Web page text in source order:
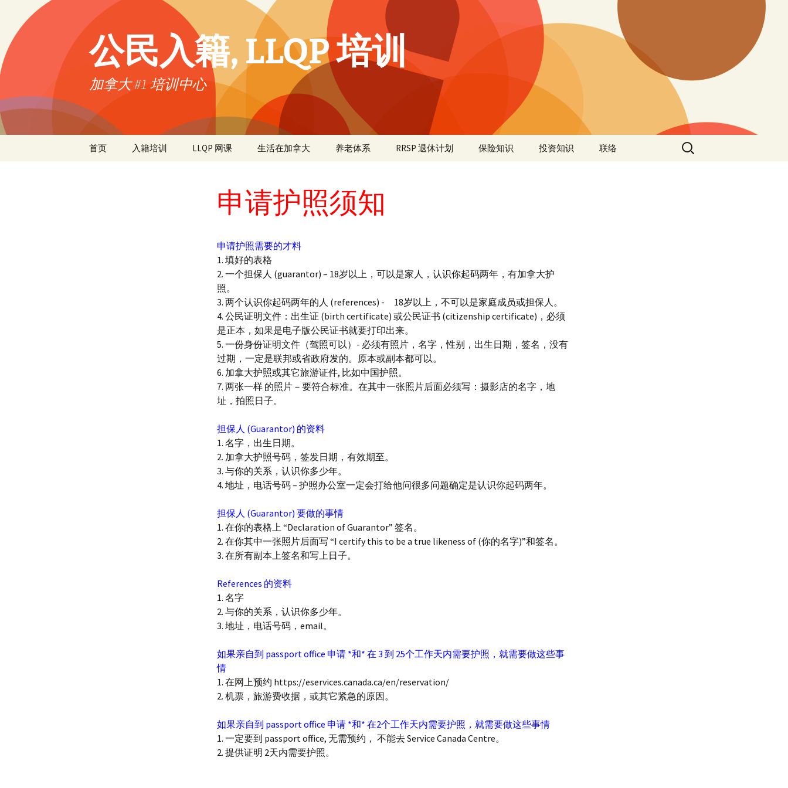
公民入籍, LLQP 培训
加拿大 #1 培训中心
首页 入籍培训 LLQP 网课 生活在加拿大 养老体系 RRSP 退休计划 保险知识 投资知识 联络
申请护照须知
申请护照需要的才料
1. 填好的表格
2. 一个担保人 (guarantor) – 18岁以上，可以是家人，认识你起码两年，有加拿大护
照。
3. 两个认识你起码两年的人 (references) - 18岁以上，不可以是家庭成员或担保人。
4. 公民证明文件：出生证 (birth certificate) 或公民证书 (citizenship certificate)，必须
是正本，如果是电子版公民证书就要打印出来。
5. 一份身份证明文件（驾照可以）- 必须有照片，名字，性别，出生日期，签名，没有
过期，一定是联邦或省政府发的。原本或副本都可以。
6. 加拿大护照或其它旅游证件, 比如中国护照。
7. 两张一样 的照片－要符合标准。在其中一张照片后面必须写：摄影店的名字，地
址，拍照日子。
担保人 (Guarantor) 的资料
1. 名字，出生日期。
2. 加拿大护照号码，签发日期，有效期至。
3. 与你的关系，认识你多少年。
4. 地址，电话号码 – 护照办公室一定会打给他问很多问题确定是认识你起码两年。
担保人 (Guarantor) 要做的事情
1. 在你的表格上 “Declaration of Guarantor” 签名。
2. 在你其中一张照片后面写 “I certify this to be a true likeness of (你的名字)”和签名。
3. 在所有副本上签名和写上日子。
References 的资料
1. 名字
2. 与你的关系，认识你多少年。
3. 地址，电话号码，email。
如果亲自到 passport office 申请 *和* 在 3 到 25个工作天内需要护照，就需要做这些事
情
1. 在网上预约 https://eservices.canada.ca/en/reservation/
2. 机票，旅游费收据，或其它紧急的原因。
如果亲自到 passport office 申请 *和* 在2个工作天内需要护照，就需要做这些事情
1. 一定要到 passport office, 无需预约， 不能去 Service Canada Centre。
2. 提供证明 2天内需要护照。